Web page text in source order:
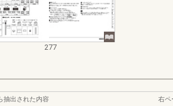
277
抽出された内容
右ペ